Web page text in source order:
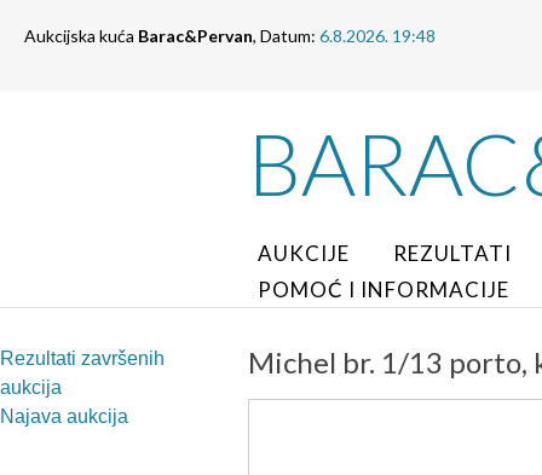
Aukcijska kuća Barac&Pervan, Datum: 6.8.2026. 19:48
AUKCIJE
REZULTATI
POMOĆ I INFORMACIJE
Rezultati završenih
aukcija
Najava aukcija
Michel br. 1/13 porto,